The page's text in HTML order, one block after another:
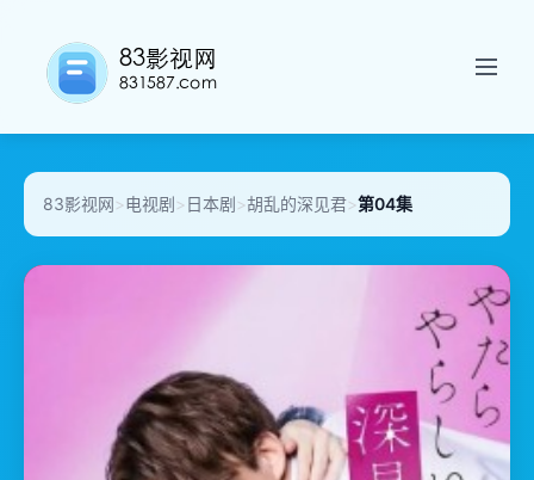
83影视网>电视剧> 日本剧>胡乱的深见君>第04集